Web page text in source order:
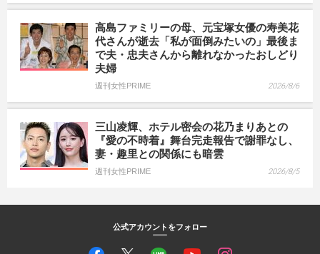
高島ファミリーの母、元宝塚女優の寿美花
代さんが逝去「私が面倒みたいの」最後ま
で夫・忠夫さんから離れなかったおしどり
夫婦
週刊女性PRIME 2026/8/6
三山凌輝、ホテル密会の花乃まりあとの
『愛の不時着』舞台完走報告で謝罪なし、
妻・趣里との関係にも暗雲
週刊女性PRIME 2026/8/5
公式アカウントをフォロー